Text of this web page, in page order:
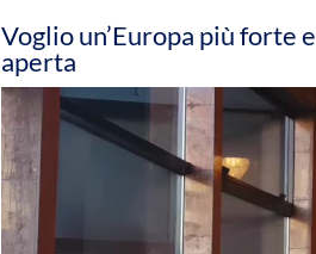
Voglio un’Europa più forte e
aperta